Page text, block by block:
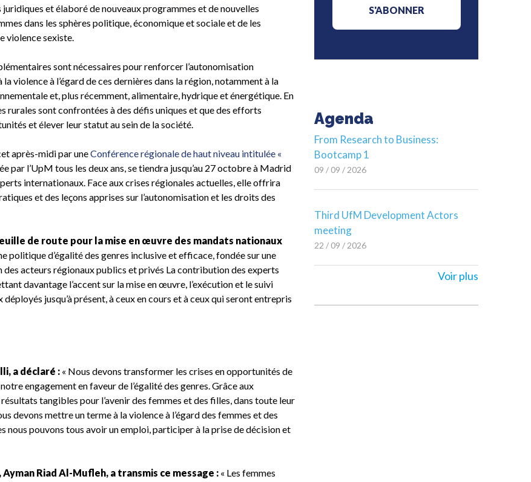
et élaboré de nouveaux programmes et de nouvelles
dans les sphères politique, économique et sociale et de les
violence sexiste.
sont nécessaires pour renforcer l’autonomisation
violence à l’égard de ces dernières dans la région, notamment à la
et, plus récemment, alimentaire, hydrique et énergétique. En
rurales sont confrontées à des défis uniques et que des efforts
et élever leur statut au sein de la société.
après-midi par uneConférence régionale de haut niveau intitulée «
par l’UpM tous les deux ans, se tiendra jusqu’au 27 octobre à Madrid
internationaux. Face aux crises régionales actuelles, elle offrira
et des leçons apprises sur l’autonomisation et les droits des
de route pour la mise en œuvre des mandats nationaux
politique d’égalité des genres inclusive et efficace, fondée sur une
acteurs régionaux publics et privés La contribution des experts
davantage l’accent sur la mise en œuvre, l’exécution et le suivi
jusqu’à présent, à ceux en cours et à ceux qui seront entrepris
a déclaré : « Nous devons transformer les crises en opportunités de
engagement en faveur de l’égalité des genres. Grâce aux
tangibles pour l’avenir des femmes et des filles, dans toute leur
devons mettre un terme à la violence à l’égard des femmes et des
pouvons tous avoir un emploi, participer à la prise de décision et
Riad Al-Mufleh, a transmis ce message : « Les femmes
Agenda
From Research to Business:
Bootcamp 1
09 / 09 / 2026
Third UfM Development Actors
meeting
22 / 09 / 2026
Voir plus